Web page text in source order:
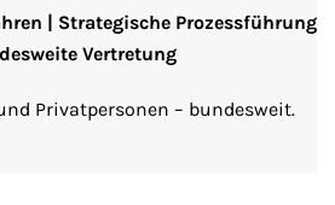
| Strategische Prozessführung
Vertretung
Privatpersonen – bundesweit.